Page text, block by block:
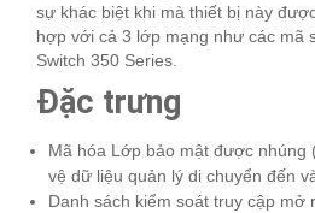
sự khác biệt khi mà thiết bị này
hợp với cả 3 lớp mạng như các mã
Switch 350 Series.
Đặc trưng
Mã hóa Lớp bảo mật được nhúng
vệ dữ liệu quản lý di chuyển đến
Danh sách kiểm soát truy cập mở